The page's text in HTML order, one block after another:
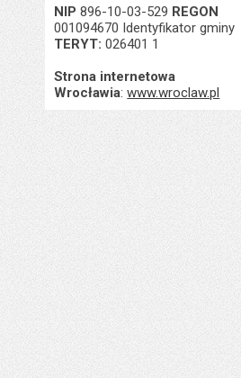
NIP 896-10-03-529 REGON
001094670 Identyfikator gminy
TERYT: 026401 1
Strona internetowa
Wrocławia:www.wroclaw.pl